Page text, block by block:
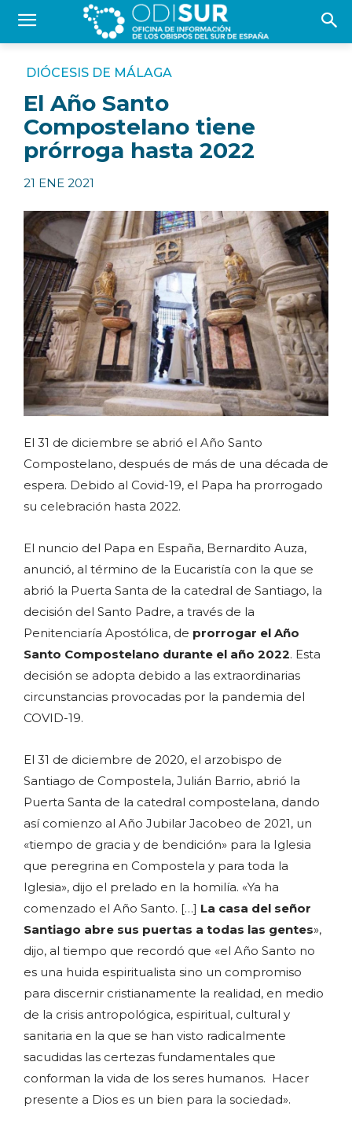
DIÓCESIS DE MÁLAGA
El Año Santo
Compostelano tiene
prórroga hasta 2022
21 ENE 2021
El 31 de diciembre se abrió el Año Santo
Compostelano, después de más de una década de
espera. Debido al Covid-19, el Papa ha prorrogado
su celebración hasta 2022.
El nuncio del Papa en España, Bernardito Auza,
anunció, al término de la Eucaristía con la que se
abrió la Puerta Santa de la catedral de Santiago, la
decisión del Santo Padre, a través de la
Penitenciaría Apostólica, de prorrogar el Año
Santo Compostelano durante el año 2022. Esta
decisión se adopta debido a las extraordinarias
circunstancias provocadas por la pandemia del
COVID-19.
El 31 de diciembre de 2020, el arzobispo de
Santiago de Compostela, Julián Barrio, abrió la
Puerta Santa de la catedral compostelana, dando
así comienzo al Año Jubilar Jacobeo de 2021, un
«tiempo de gracia y de bendición» para la Iglesia
que peregrina en Compostela y para toda la
Iglesia», dijo el prelado en la homilía. «Ya ha
comenzado el Año Santo. […] La casa del señor
Santiago abre sus puertas a todas las gentes»,
dijo, al tiempo que recordó que «el Año Santo no
es una huida espiritualista sino un compromiso
para discernir cristianamente la realidad, en medio
de la crisis antropológica, espiritual, cultural y
sanitaria en la que se han visto radicalmente
sacudidas las certezas fundamentales que
conforman la vida de los seres humanos. Hacer
presente a Dios es un bien para la sociedad».